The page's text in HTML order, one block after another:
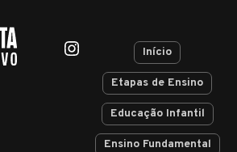
Início
Etapas de Ensino
Educação Infantil
Ensino Fundamental